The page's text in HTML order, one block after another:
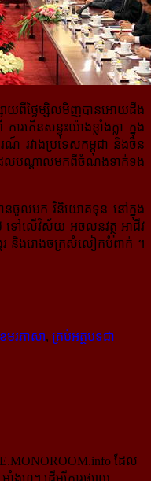
ាយពីថ្ងៃម្សិលមិញបានអោយដឹង
ការកើនសន្ទុះយ៉ាងខ្លាំងក្លា ក្នុង
រវាងប្រទេសកម្ពុជា និងចិន
ែលបណ្ដាលមកពីចំណងទាក់ទង
នចូលមក វិនិយោគទុន នៅក្នុង
ៅលើវិស័យ អចលនវត្ថុ អាជីវ
ករ និងរោងចក្រសំលៀកបំពាក់ ។
មរភាសា, គ្រប់អត្ថបទជា
ដែល
ងហ្វូ។ ដើម្បីការផ្សាយ